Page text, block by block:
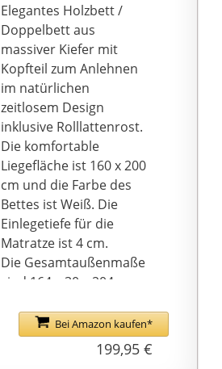
Elegantes Holzbett /
Doppelbett aus
massiver Kiefer mit
Kopfteil zum Anlehnen
im natürlichen
zeitlosem Design
inklusive Rolllattenrost.
Die komfortable
Liegefläche ist 160 x 200
cm und die Farbe des
Bettes ist Weiß. Die
Einlegetiefe für die
Matratze ist 4 cm.
Die Gesamtaußenmaße
sind 164 x 30 x 204 cm
66 cm hoch. Die
Oberkante des
Bettgestells ist 30 cm
Bei Amazon kaufen*
199,95 €